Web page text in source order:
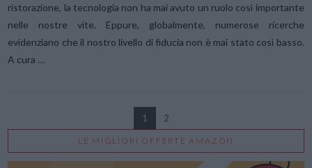
ristorazione, la tecnologia non ha mai avuto un ruolo così importante
nelle nostre vite. Eppure, globalmente, numerose ricerche
evidenziano che il nostro livello di fiducia non è mai stato così basso.
A cura …
1 2
LE MIGLIORI OFFERTE AMAZON